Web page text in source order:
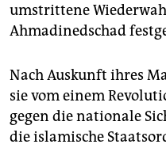
umstrittene
Ahmadinedschad
Nach Auskunft ihres
sie vom einem
gegen die nationale
die islamische